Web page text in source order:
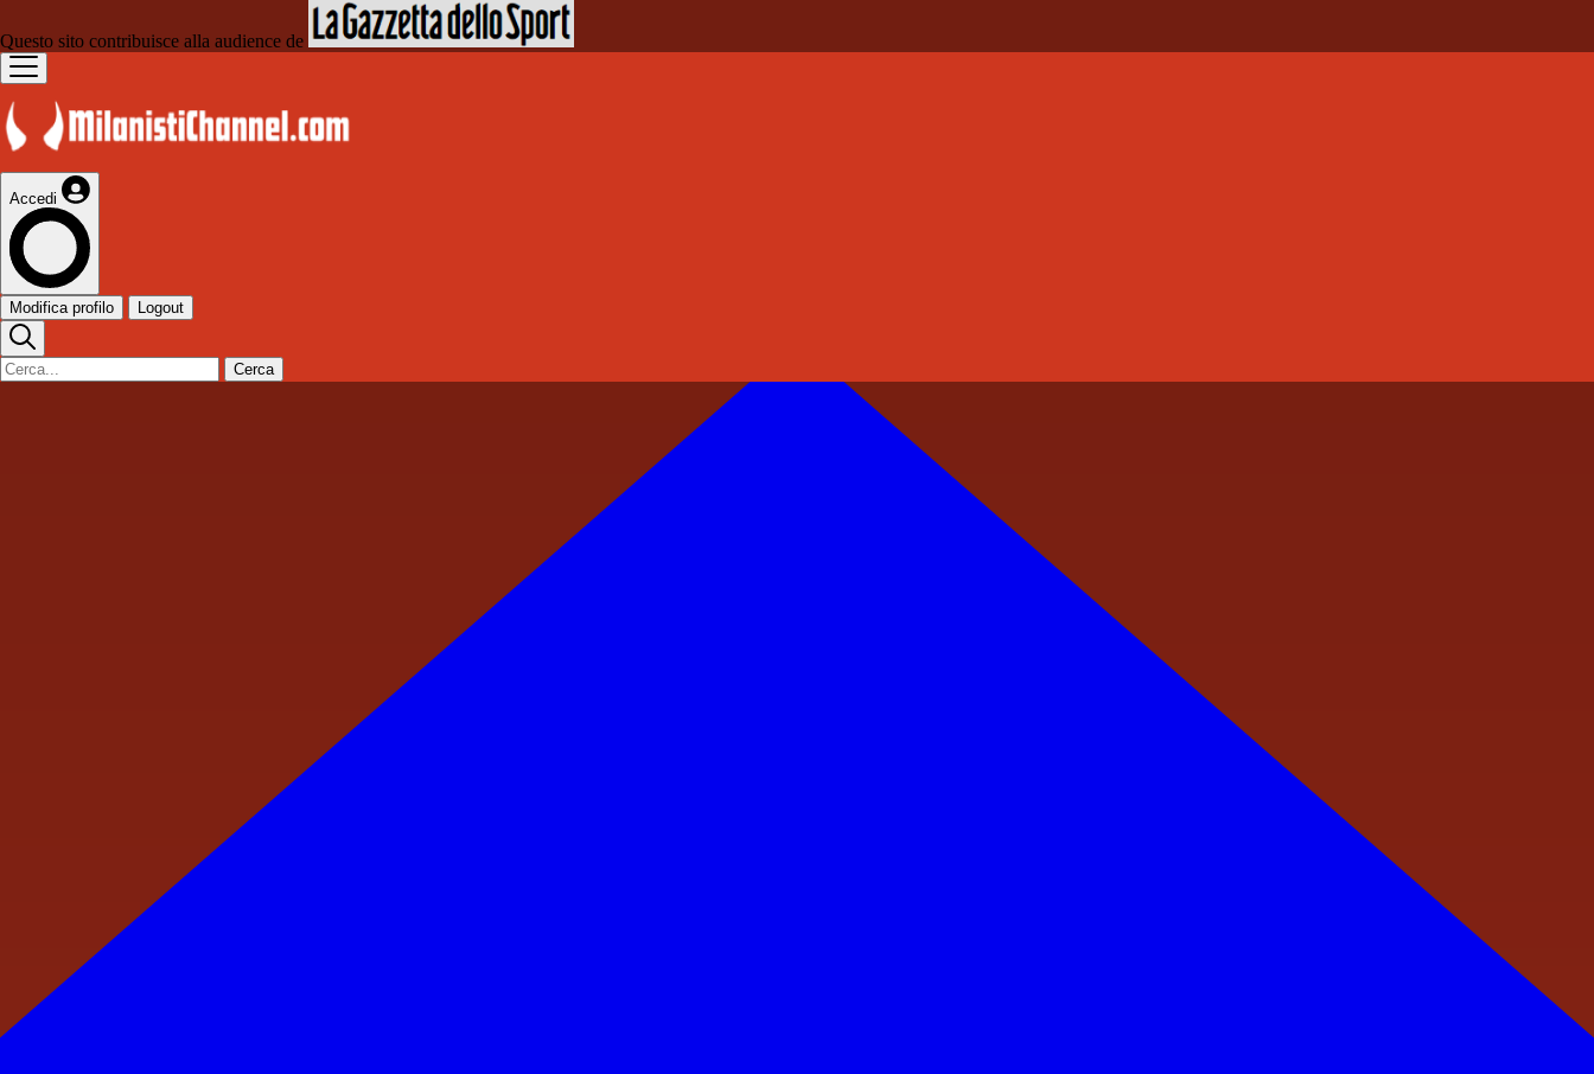
Questo sito contribuisce alla audience de
Accedi
Modifica profilo Logout
Cerca